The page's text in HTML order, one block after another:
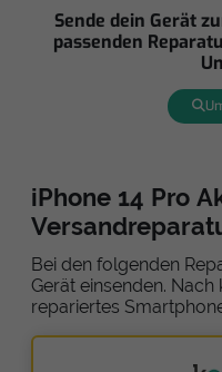
Sende dein Gerät
passenden
iPhone 14 Pro
Bei den folgenden
Gerät einsenden.
repariertes